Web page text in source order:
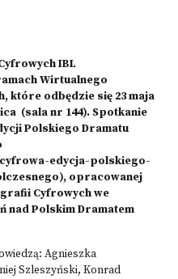
IBL
Wirtualnego
które odbędzie się 23 maja
(sala nr 144). Spotkanie
Polskiego Dramatu
edycja-polskiego-
), opracowanej
Cyfrowych we
nad Polskim Dramatem
Agnieszka
Szleszyński, Konrad